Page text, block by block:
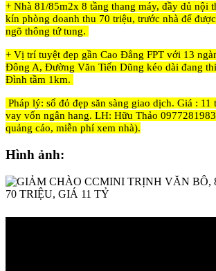
+ Nhà 81/85m2x 8 tầng thang máy, đầy đủ nội
kín phòng doanh thu 70 triệu, trước nhà để
ngõ thông tứ tung.
+ Vị trí tuyệt đẹp gần Cao Đẳng FPT với 13
Đông A, Đường Văn Tiến Dũng kéo dài đang
Đình tầm 1km.
Pháp lý: sổ đỏ đẹp săn sàng giao dịch. Giá :
vay vốn ngân hang. LH: Hữu Thảo
quảng cáo, miễn phí xem nhà).
Hình ảnh: